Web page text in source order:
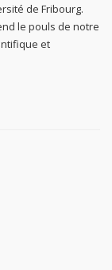
de Fribourg.
le pouls de notre
et